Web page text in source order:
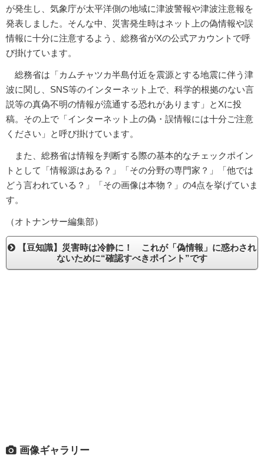
が発生し、気象庁が太平洋側の地域に津波警報や津波注意報を
発表しました。そんな中、災害発生時はネット上の偽情報や誤
情報に十分に注意するよう、総務省がXの公式アカウントで呼
び掛けています。
総務省は「カムチャツカ半島付近を震源とする地震に伴う津
波に関し、SNS等のインターネット上で、科学的根拠のない言
説等の真偽不明の情報が流通する恐れがあります」とXに投
稿。その上で「インターネット上の偽・誤情報には十分ご注意
ください」と呼び掛けています。
また、総務省は情報を判断する際の基本的なチェックポイン
トとして「情報源はある？」「その分野の専門家？」「他では
どう言われている？」「その画像は本物？」の4点を挙げていま
す。
（オトナンサー編集部）
【豆知識】災害時は冷静に！ これが「偽情報」に惑わされ
ないために“確認すべきポイント”です
画像ギャラリー